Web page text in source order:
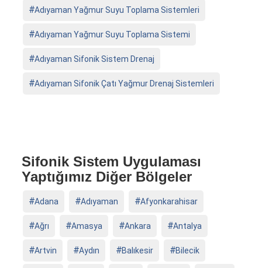
Adıyaman Yağmur Suyu Toplama Sistemleri
Adıyaman Yağmur Suyu Toplama Sistemi
Adıyaman Sifonik Sistem Drenaj
Adıyaman Sifonik Çatı Yağmur Drenaj Sistemleri
Sifonik Sistem Uygulaması
Yaptığımız Diğer Bölgeler
Adana Adıyaman Afyonkarahisar
Ağrı Amasya Ankara Antalya
Artvin Aydın Balıkesir Bilecik